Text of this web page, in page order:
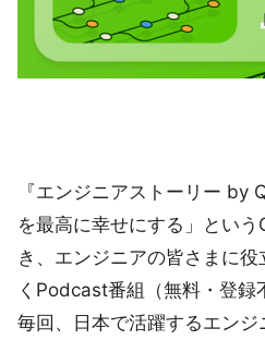
『エンジニアストーリー by
を最高に幸せにする」とい
き、エンジニアの皆さまに
くPodcast番組（無料・登録
毎回、日本で活躍するエン